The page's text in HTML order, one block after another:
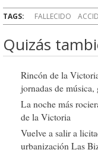
TAGS: FALLECIDO
Quizás
Rincón de la
jornadas de
La noche más
de la Victoria
Vuelve a salir a
urbanización Las